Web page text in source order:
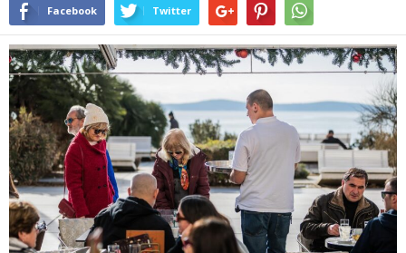
Facebook Twitter